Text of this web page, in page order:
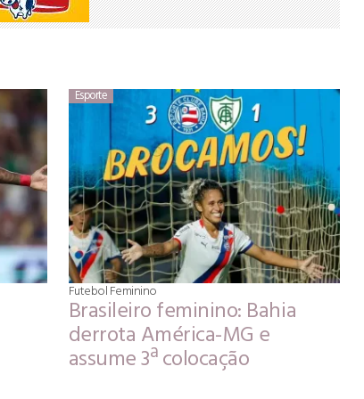
Esporte
Futebol Feminino
Brasileiro feminino: Bahia
derrota América-MG e
assume 3ª colocação